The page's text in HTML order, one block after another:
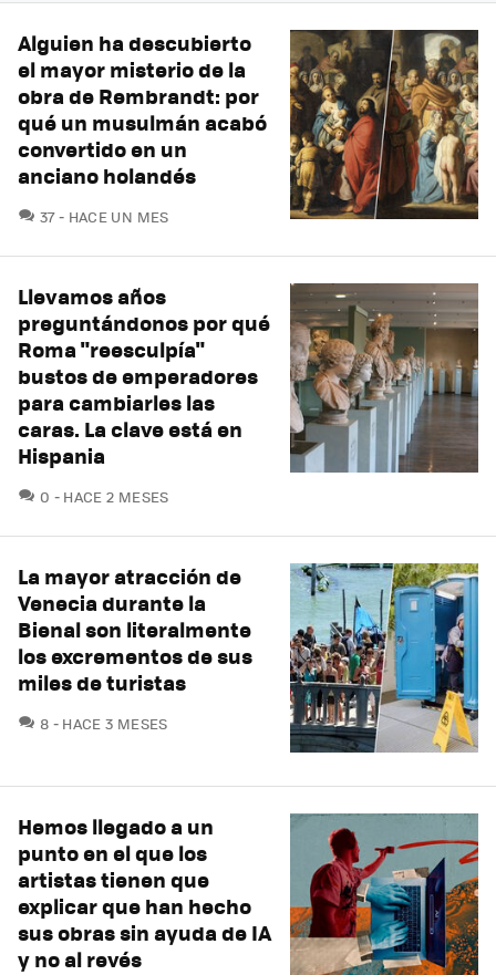
Alguien ha descubierto
el mayor misterio de la
obra de Rembrandt: por
qué un musulmán acabó
convertido en un
anciano holandés
37COMENTARIOS
HACE UN MES
Llevamos años
preguntándonos por qué
Roma "reesculpía"
bustos de emperadores
para cambiarles las
caras. La clave está en
Hispania
0 COMENTARIOS
HACE 2 MESES
La mayor atracción de
Venecia durante la
Bienal son literalmente
los excrementos de sus
miles de turistas
8 COMENTARIOS
HACE 3 MESES
Hemos llegado a un
punto en el que los
artistas tienen que
explicar que han hecho
sus obras sin ayuda de IA
y no al revés